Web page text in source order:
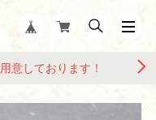
意しております！